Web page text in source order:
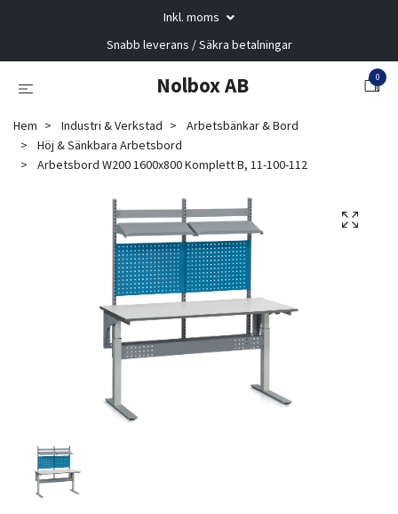
Inkl. moms
Snabb leverans / Säkra betalningar
Nolbox AB 0
Hem Industri & Verkstad
Arbetsbänkar & Bord
Höj & Sänkbara Arbetsbord
Arbetsbord W200 1600x800 Komplett B, 11-100-112